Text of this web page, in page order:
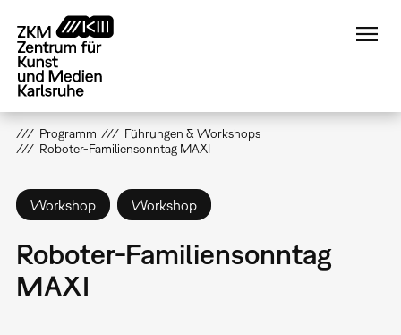
zum
Inhalt
Programm
Führungen & Workshops
Roboter-Familiensonntag MAXI
Workshop Workshop
Roboter-Familiensonntag
MAXI